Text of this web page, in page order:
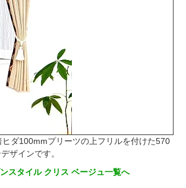
ダ100mmプリーツの上フリルを付けた570
ザインです。
スタイル クリス ベージュ一覧へ